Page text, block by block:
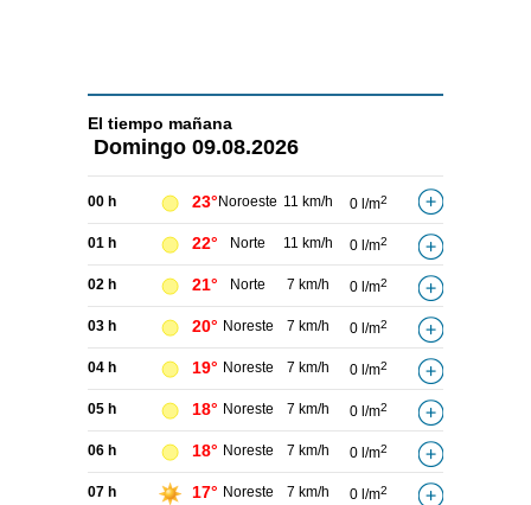
El tiempo mañana
Domingo 09.08.2026
00 h 23° Noroeste 11 km/h 0 l/m2
01 h 22° Norte 11 km/h 0 l/m2
02 h 21° Norte 7 km/h 0 l/m2
03 h 20° Noreste 7 km/h 0 l/m2
04 h 19° Noreste 7 km/h 0 l/m2
05 h 18° Noreste 7 km/h 0 l/m2
06 h 18° Noreste 7 km/h 0 l/m2
07 h 17° Noreste 7 km/h 0 l/m2